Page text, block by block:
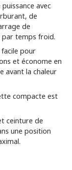
avec
de
de
temps froid.
pour
et économe en
avant la chaleur
compacte est
ceinture de
une position